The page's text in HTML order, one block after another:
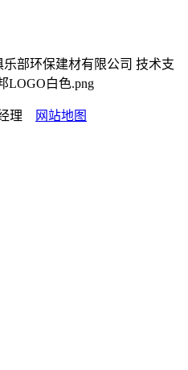
乐部环保建材有限公司 技术支
理 网站地图